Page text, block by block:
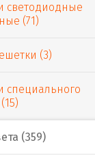
(359)
светодиодные
(71)
(3)
специального